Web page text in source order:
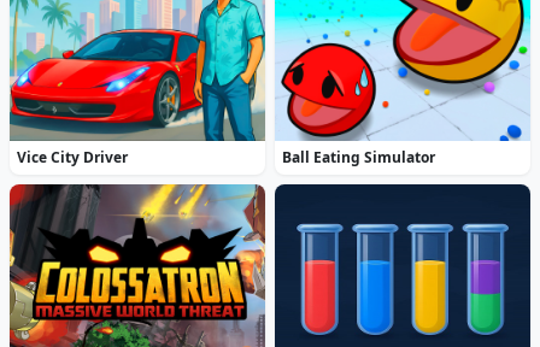
Vice City Driver Ball Eating Simulator